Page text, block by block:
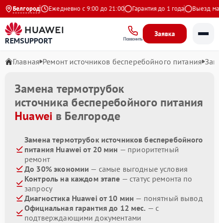
Белгород
на Яндекс Ежедневно с 9:00 до 21:00 Гарантия до 1 года Выезд
REMSUPPORT Позвонить
Заявка
Главная Ремонт источников бесперебойного питания
Замена термотрубок
источника бесперебойного питания
Huawei в Белгороде
Замена термотрубок источников бесперебойного
питания Huawei от 20 мин — приоритетный
ремонт
До 30% экономии — самые выгодные условия
Контроль на каждом этапе — статус ремонта по
запросу
Диагностика Huawei от 10 мин — понятный вывод
Официальная гарантия до 12 мес. — с
подтверждающими документами